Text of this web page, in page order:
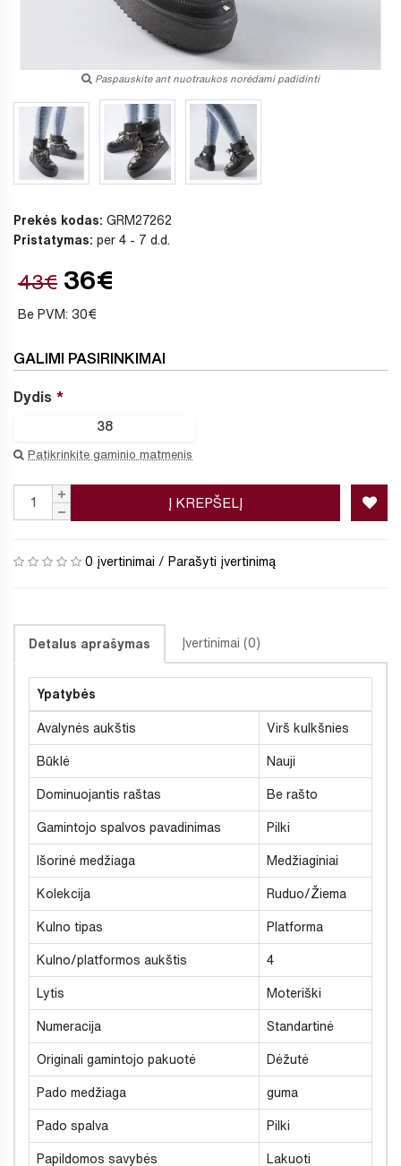
Paspauskite ant nuotraukos norėdami padidinti
Prekės kodas: GRM27262
Pristatymas: per 4 - 7 d.d.
43€ 36€
Be PVM: 30€
GALIMI PASIRINKIMAI
Dydis
38
Patikrinkite gaminio matmenis
Į KREPŠELĮ
0 įvertinimai / Parašyti įvertinimą
Detalus aprašymas Įvertinimai (0)
Ypatybės
Avalynės aukštis Virš kulkšnies
Būklė Nauji
Dominuojantis raštas Be rašto
Gamintojo spalvos pavadinimas Pilki
Išorinė medžiaga Medžiaginiai
Kolekcija Ruduo/Žiema
Kulno tipas Platforma
Kulno/platformos aukštis 4
Lytis Moteriški
Numeracija Standartinė
Originali gamintojo pakuotė Dėžutė
Pado medžiaga guma
Pado spalva Pilki
Papildomos savybės Lakuoti